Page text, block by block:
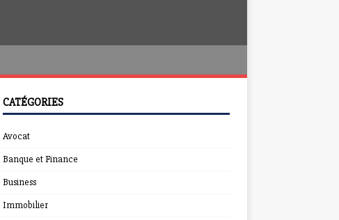
CATÉGORIES
Avocat
Banque et Finance
Business
Immobilier